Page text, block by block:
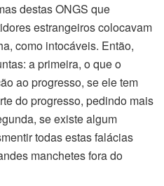
destas ONGS que
estrangeiros colocavam
como intocáveis. Então,
a primeira, o que o
ao progresso, se ele tem
do progresso, pedindo mais
se existe algum
todas estas falácias
manchetes fora do